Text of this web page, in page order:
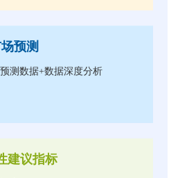
预测
测数据+数据深度分析
建议指标